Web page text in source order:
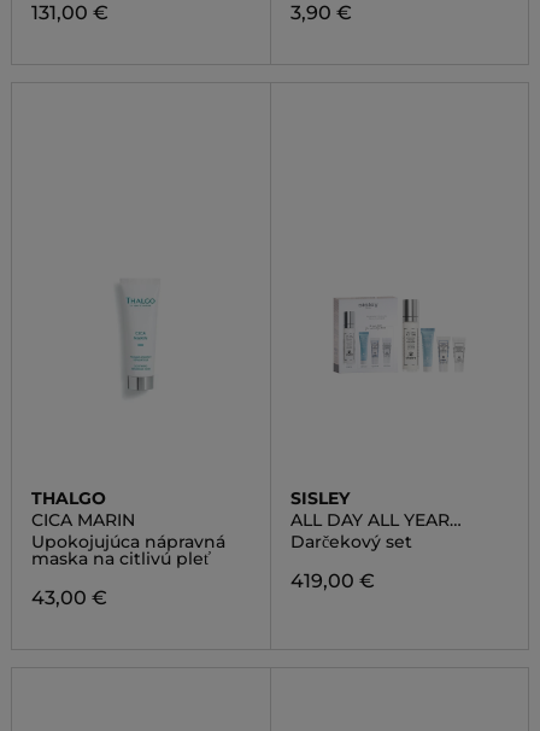
131,00 € 3,90 €
THALGO
CICA MARIN
Upokojujúca nápravná
maska na citlivú pleť
43,00 €
SISLEY
ALL DAY ALL YEAR
DISCOVERY SET
Darčekový set
419,00 €